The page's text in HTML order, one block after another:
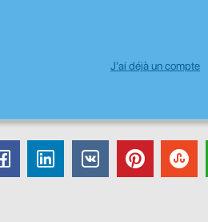
J'ai déjà un compte